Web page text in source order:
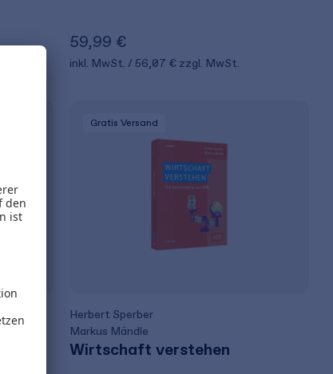
59,99 €
inkl. MwSt. 56,07 € zzgl. MwSt.
Gratis Versand
Herbert Sperber
Markus Mändle
Wirtschaft verstehen